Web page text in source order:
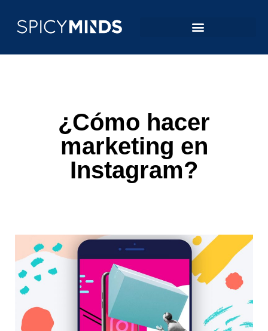
¿Cómo hacer
marketing en
Instagram?